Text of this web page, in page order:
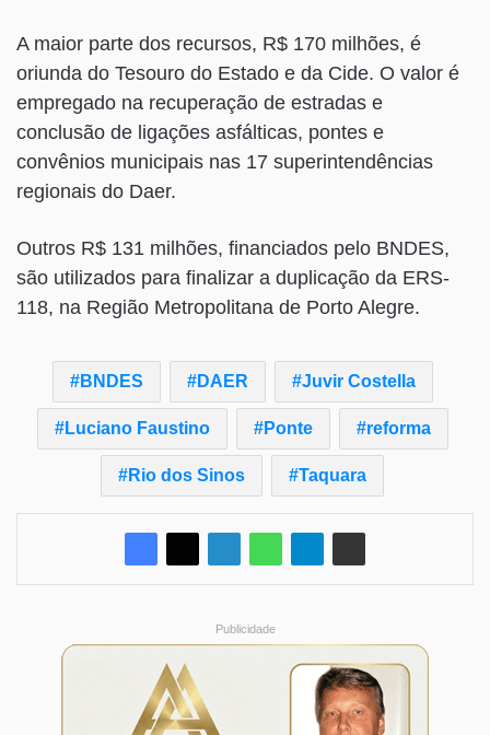
A maior parte dos recursos, R$ 170 milhões, é
oriunda do Tesouro do Estado e da Cide. O valor é
empregado na recuperação de estradas e
conclusão de ligações asfálticas, pontes e
convênios municipais nas 17 superintendências
regionais do Daer.
Outros R$ 131 milhões, financiados pelo BNDES,
são utilizados para finalizar a duplicação da ERS-
118, na Região Metropolitana de Porto Alegre.
BNDES DAER Juvir Costella
Luciano Faustino Ponte reforma
Rio dos Sinos Taquara
Publicidade